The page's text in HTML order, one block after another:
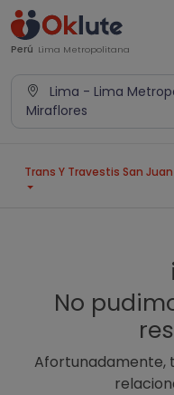
Perú Lima Metropolitana
Lima - Lima
Miraflores
Trans Y Travestis San
No
Afortunadamente,